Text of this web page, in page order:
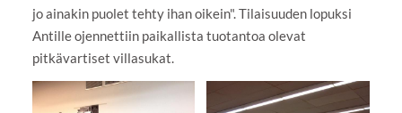
jo ainakin puolet tehty ihan oikein". Tilaisuuden lopuksi
Antille ojennettiin paikallista tuotantoa olevat
pitkävartiset villasukat.